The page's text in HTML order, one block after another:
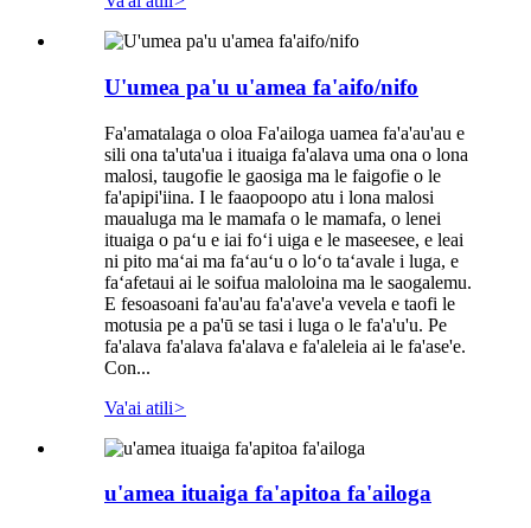
U'umea pa'u u'amea fa'aifo/nifo
Fa'amatalaga o oloa Fa'ailoga uamea fa'a'au'au e
sili ona ta'uta'ua i ituaiga fa'alava uma ona o lona
malosi, taugofie le gaosiga ma le faigofie o le
fa'apipi'iina. I le faaopoopo atu i lona malosi
maualuga ma le mamafa o le mamafa, o lenei
ituaiga o paʻu e iai foʻi uiga e le maseesee, e leai
ni pito maʻai ma faʻauʻu o loʻo taʻavale i luga, e
faʻafetaui ai le soifua maloloina ma le saogalemu.
E fesoasoani fa'au'au fa'a'ave'a vevela e taofi le
motusia pe a pa'ū se tasi i luga o le fa'a'u'u. Pe
fa'alava fa'alava fa'alava e fa'aleleia ai le fa'ase'e.
Con...
Va'ai atili>
u'amea ituaiga fa'apitoa fa'ailoga